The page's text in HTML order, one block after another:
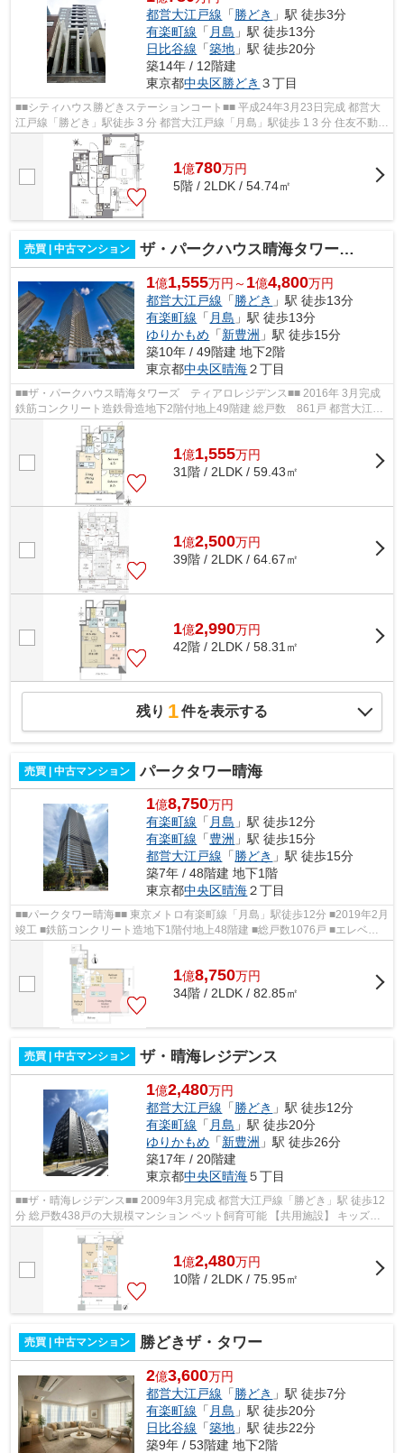
都営大江戸線 「 勝どき 」駅 徒歩3分
有楽町線 「 月島 」駅 徒歩13分
日比谷線 「築地 」駅 徒歩20分
築14年 / 12階建
東京都中央区勝どき ３丁目
■■シティハウス勝どきステーションコート■■ 平成24年3月23日完成 都営大
江戸線「勝どき」駅徒歩 3 分 都営大江戸線「月島」駅徒歩 1 3 分 住友不動産
旧分譲シティハウスシリーズ！ ...
1億780万円
5階 / 2LDK / 54.74㎡
売買 | 中古マンション ザ・パークハウス晴海タワーズ ティアロレジデンス
1億1,555万円～ 1億4,800万円
都営大江戸線 「勝どき 」駅 徒歩13分
有楽町線 「 月島 」駅 徒歩13分
ゆりかもめ 「新豊洲 」駅 徒歩15分
築10年 / 49階建 地下2階
東京都中央区晴海２丁目
■■ザ・パークハウス晴海タワーズ ティアロレジデンス■■ 2016年 3月完成
鉄筋コンクリート造鉄骨造地下2階付地上49階建 総戸数 861戸 都営大江戸
線「勝どき」駅徒歩13分 東京メトロ...
1億1,555万円
31階 / 2LDK / 59.43㎡
1億2,500万円
39階 / 2LDK / 64.67㎡
1億2,990万円
42階 / 2LDK / 58.31㎡
残り 1件を表示する
売買 | 中古マンション パークタワー晴海
1億8,750万円
有楽町線 「 月島 」駅 徒歩12分
有楽町線 「豊洲 」駅 徒歩15分
都営大江戸線 「勝どき 」駅 徒歩15分
築7年 / 48階建 地下1階
東京都中央区晴海２丁目
■■パークタワー晴海■■ 東京メトロ有楽町線「月島」駅徒歩12分 ■2019年2月
竣工 ■鉄筋コンクリート造地下1階付地上48階建 ■総戸数1076戸 ■エレベー
ター12基完備 ■ダブルオートロック完...
1億8,750万円
34階 / 2LDK / 82.85㎡
売買 | 中古マンション ザ・晴海レジデンス
1億2,480万円
都営大江戸線 「勝どき 」駅 徒歩12分
有楽町線 「 月島 」駅 徒歩20分
ゆりかもめ 「新豊洲 」駅 徒歩26分
築17年 / 20階建
東京都中央区晴海５丁目
■■ザ・晴海レジデンス■■ 2009年3月完成 都営大江戸線「勝どき」駅 徒歩12
分 総戸数438戸の大規模マンション ペット飼育可能 【共用施設】 キッズス
ペース （１Ｆ） オープンカ...
1億2,480万円
10階 / 2LDK / 75.95㎡
売買 | 中古マンション 勝どきザ・タワー
2億3,600万円
都営大江戸線 「 勝どき 」駅 徒歩7分
有楽町線 「 月島 」駅 徒歩20分
日比谷線 「築地 」駅 徒歩22分
築9年 / 53階建 地下2階